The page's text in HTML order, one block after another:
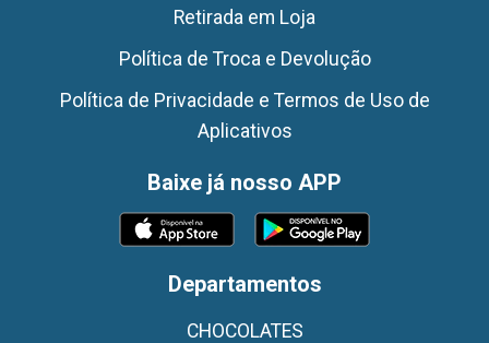
Retirada em Loja
Política de Troca e Devolução
Política de Privacidade e Termos de Uso de
Aplicativos
Baixe já nosso APP
Departamentos
CHOCOLATES